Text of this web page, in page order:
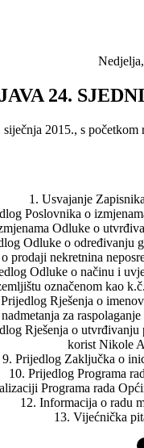
24.
2015., s
1. Usvajanje
Poslovnika o
Odluke o
Odluke o određivanju
prodaji nekretnina
Odluke o načinu i
označenom kao
Rješenja o
nadmetanja za
Rješenja o utvrđivanju
korist Nikole
9. Prijedlog Zaključka o
10. Prijedlog Programa
Programa rada
12. Informacija o radu
13. Vijećnička